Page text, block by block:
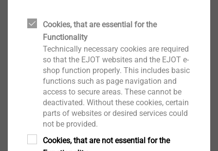
Winfried Schwarz是毅结特的核心联系人，负责处理与
上述有关的意见和投诉，他同时也是毅结特的首席合规
官和人权代表。他是一名自聘律师，不受毅结特管理层
的指示约束。他直接向毅结特集团的管理合伙人汇报工
作。您可以通过电话+49 163 5290 860和电子邮件
compliance@ejot.com与Schwarz先生联系。此电子邮
件地址为 Schwarz 先生专用，第三方无法查看。
如果您希望匿名联系Schwarz先生，您可以匿名写信至
毅结特投诉程序规则
Cookies, that are essential for the
Functionality
Technically necessary cookies are required
so that the EJOT websites and the EJOT e-
shop function properly. This includes basic
functions such as page navigation and
access to secure areas. These cannot be
deactivated. Without these cookies, certain
parts of websites or desired services could
not be provided.
Cookies, that are not essential for the